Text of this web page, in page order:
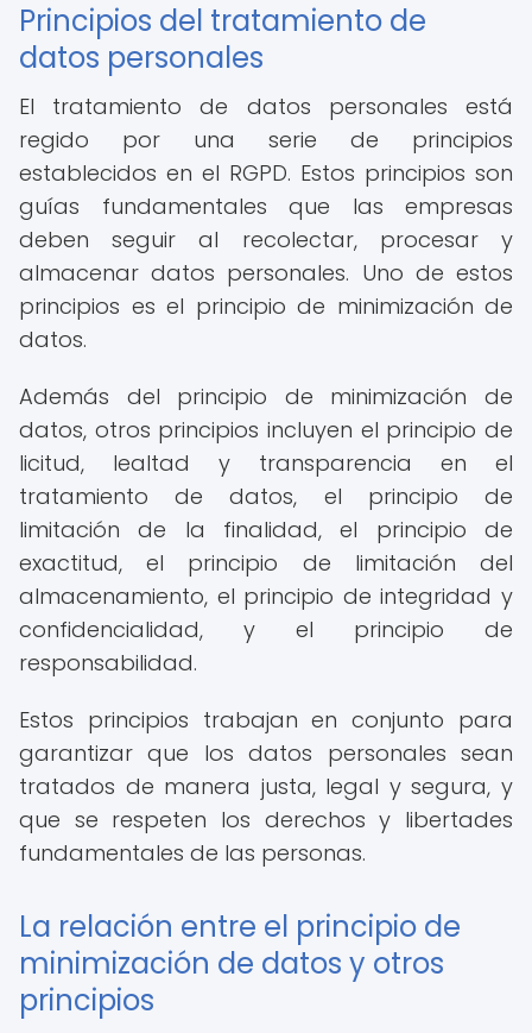
Principios del tratamiento de
datos personales
El tratamiento de datos personales está
regido por una serie de principios
establecidos en el RGPD. Estos principios son
guías fundamentales que las empresas
deben seguir al recolectar, procesar y
almacenar datos personales. Uno de estos
principios es el principio de minimización de
datos.
Además del principio de minimización de
datos, otros principios incluyen el principio de
licitud, lealtad y transparencia en el
tratamiento de datos, el principio de
limitación de la finalidad, el principio de
exactitud, el principio de limitación del
almacenamiento, el principio de integridad y
confidencialidad, y el principio de
responsabilidad.
Estos principios trabajan en conjunto para
garantizar que los datos personales sean
tratados de manera justa, legal y segura, y
que se respeten los derechos y libertades
fundamentales de las personas.
La relación entre el principio de
minimización de datos y otros
principios